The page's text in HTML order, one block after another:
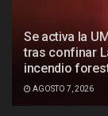
Se activa la
tras confinar
incendio
AGOSTO 7, 2026